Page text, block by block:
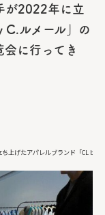
が2022年に立
C.ルメール」の
に行ってき
上げたアパレルブランド「CL by